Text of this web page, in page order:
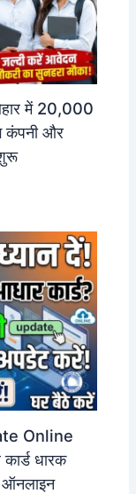
में 20,000
कंपनी और
Online
धारक
ऑनलाइन